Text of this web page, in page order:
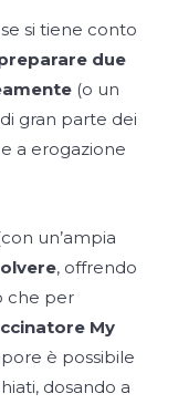
si tiene conto
due
(o un
gran parte dei
a erogazione
un’ampia
, offrendo
che per
My
è possibile
dosando a